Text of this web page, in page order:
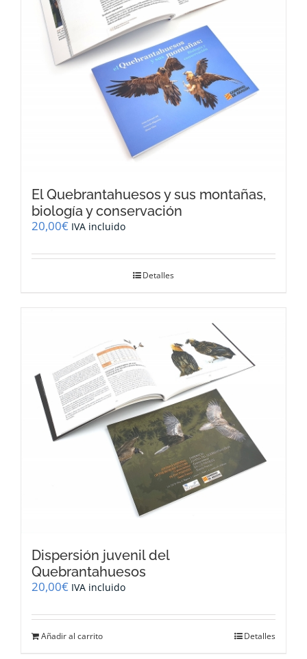
El Quebrantahuesos y sus montañas,
biología y conservación
20,00€ IVA incluido
Detalles
Dispersión juvenil del
Quebrantahuesos
20,00€ IVA incluido
Añadir al carrito Detalles